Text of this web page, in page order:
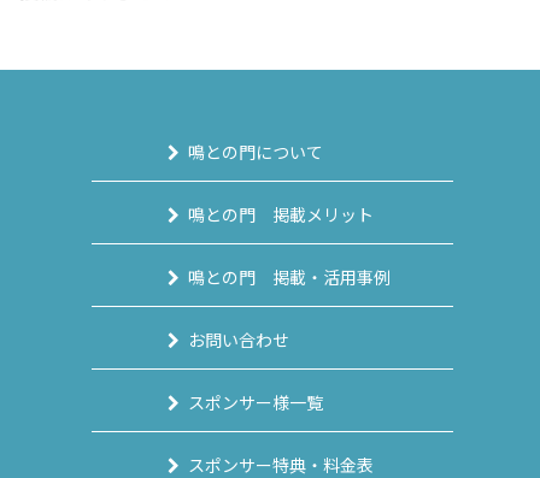
鳴との門について
鳴との門 掲載メリット
鳴との門 掲載・活用事例
お問い合わせ
スポンサー様一覧
スポンサー特典・料金表